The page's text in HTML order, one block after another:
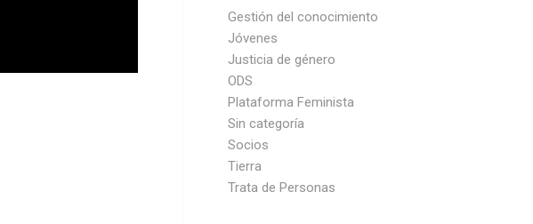
Gestión del conocimiento
Jóvenes
Justicia de género
ODS
Plataforma Feminista
Sin categoría
Socios
Tierra
Trata de Personas